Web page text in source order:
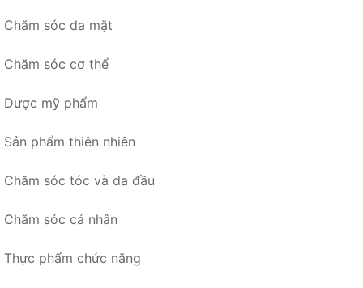
Chăm sóc da mặt
Chăm sóc cơ thể
Dược mỹ phẩm
Sản phẩm thiên nhiên
Chăm sóc tóc và da đầu
Chăm sóc cá nhân
Thực phẩm chức năng